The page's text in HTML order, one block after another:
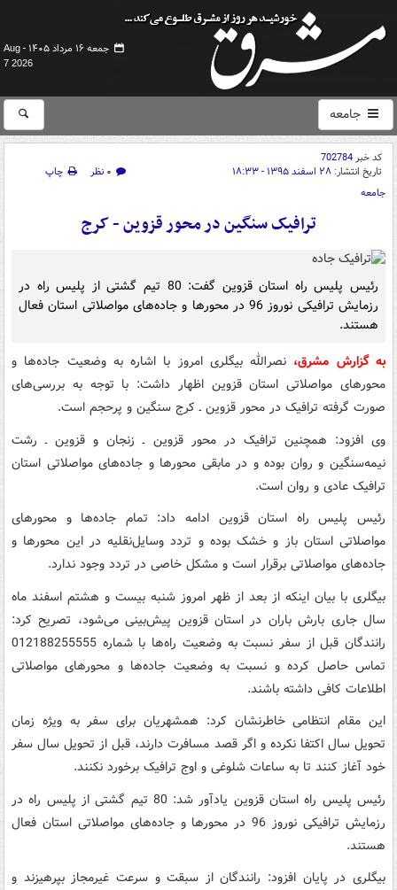
جمعه ۱۶ مرداد ۱۴۰۵ -
Aug
7 2026
جامعه
کد خبر702784
تاریخ انتشار: ۲۸ اسفند ۱۳۹۵ - ۱۸:۳۳ ۰ نظر
چاپ
جامعه
ترافیک سنگین در محور قزوین - کرج
رئیس پلیس راه استان قزوین گفت: 80 تیم گشتی از پلیس راه در
رزمایش ترافیکی نوروز 96 در محورها و جاده‌های مواصلاتی استان فعال
هستند.
به گزارش مشرق، نصرالله بیگلری امروز با اشاره به وضعیت جاده‌ها و
محورهای مواصلاتی استان قزوین اظهار داشت: با توجه به بررسی‌های
صورت گرفته ترافیک در محور قزوین ـ کرج سنگین و پرحجم است.
وی افزود: همچنین ترافیک در محور قزوین ـ زنجان و قزوین ـ رشت
نیمه‌سنگین و روان بوده و در مابقی محورها و جاده‌های مواصلاتی استان
ترافیک عادی و روان است.
رئیس پلیس راه استان قزوین ادامه داد: تمام جاده‌ها و محورهای
مواصلاتی استان باز و خشک بوده و تردد وسایل‌نقلیه در این محورها و
جاده‌های مواصلاتی برقرار است و مشکل خاصی در تردد وجود ندارد.
بیگلری با بیان اینکه از بعد از ظهر امروز شنبه بیست و هشتم اسفند ماه
سال جاری بارش باران در استان قزوین پیش‌بینی می‌شود، تصریح کرد:
رانندگان قبل از سفر نسبت به وضعیت راه‌ها با شماره 012188255555
تماس حاصل کرده و نسبت به وضعیت جاده‌ها و محورهای مواصلاتی
اطلاعات کافی داشته باشند.
این مقام انتظامی خاطرنشان کرد: همشهریان برای سفر به ویژه زمان
تحویل سال اکتفا نکرده و اگر قصد مسافرت دارند، قبل از تحویل سال سفر
خود آغاز کنند تا به ساعات شلوغی و اوج ترافیک برخورد نکنند.
رئیس پلیس راه استان قزوین یادآور شد: 80 تیم گشتی از پلیس راه در
رزمایش ترافیکی نوروز 96 در محورها و جاده‌های مواصلاتی استان فعال
هستند.
بیگلری در پایان افزود: رانندگان از سبقت و سرعت غیرمجاز بپرهیزند و